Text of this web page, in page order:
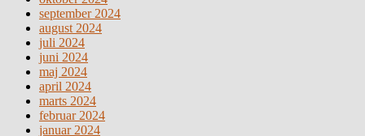
september 2024
august 2024
juli 2024
juni 2024
maj 2024
april 2024
marts 2024
februar 2024
januar 2024